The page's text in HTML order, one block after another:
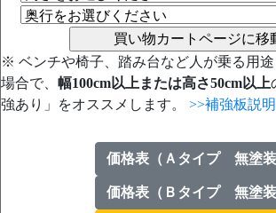
※ ベンチや椅子、踏み台など人が乗る用
場合で、 幅100cm以上または高さ50cm以上
強あり」をオススメします。 >>補強板説
価格表（Ａタイプ 無塗装
価格表（Ｂタイプ 無塗装